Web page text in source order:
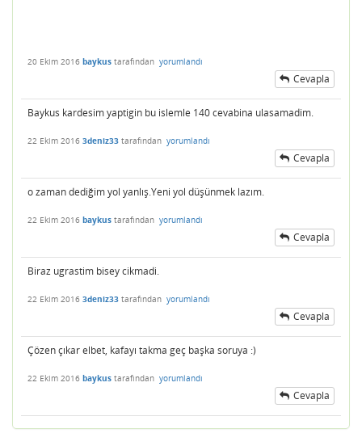
20 Ekim 2016 baykus tarafından yorumlandı
Cevapla
Baykus kardesim yaptigin bu islemle 140 cevabina ulasamadim.
22 Ekim 2016 3deniz33 tarafından yorumlandı
Cevapla
o zaman dediğim yol yanlış.Yeni yol düşünmek lazım.
22 Ekim 2016 baykus tarafından yorumlandı
Cevapla
Biraz ugrastim bisey cikmadi.
22 Ekim 2016 3deniz33 tarafından yorumlandı
Cevapla
Çözen çıkar elbet, kafayı takma geç başka soruya :)
22 Ekim 2016 baykus tarafından yorumlandı
Cevapla